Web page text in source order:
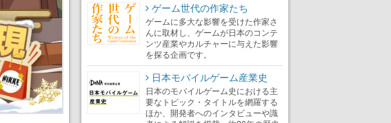
ゲーム世代の作家たち
ゲームに多大な影響を受けた作家さ
んに取材し、ゲームが日本のコンテ
ンツ産業やカルチャーに与えた影響
を探る企画です。
日本モバイルゲーム産業史
日本のモバイルゲーム史における主
要なトピック・タイトルを網羅する
ほか、開発者へのインタビューや識